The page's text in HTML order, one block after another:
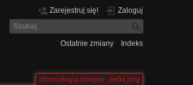
Zarejestruj się! Zaloguj
Ostatnie zmiany Indeks
chronologia:kolejny_debil.png